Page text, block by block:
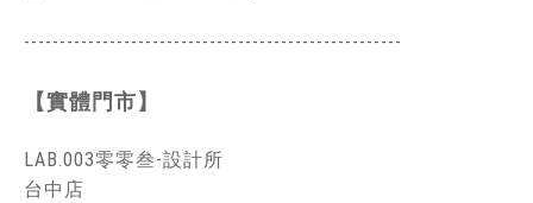
-----------------------------------------------------
【實體門市】
LAB.003零零叁-設計所
台中店